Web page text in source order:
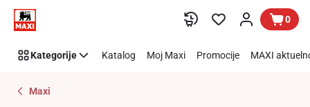
Preskoči link 0
Kategorije Katalog Moj Maxi Promocije MAXI
Maxi